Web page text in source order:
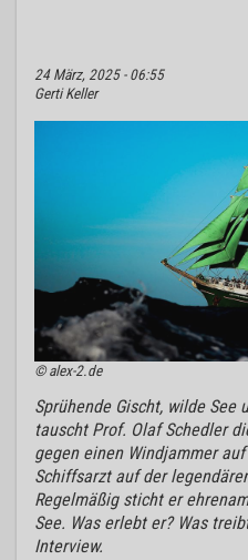
24 März, 2025 - 06:55
Gerti Keller
© alex-2.de
Sprühende Gischt, wilde See
tauscht Prof. Olaf Schedler
gegen einen Windjammer
Schiffsarzt auf der
Regelmäßig sticht er
See. Was erlebt er? Was
Interview.